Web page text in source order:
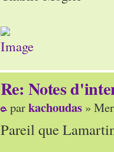
Re: Notes
parkachoudas »
Pareil que